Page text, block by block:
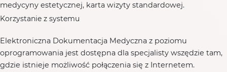
medycyny estetycznej, karta wizyty standardowej.
Korzystanie z systemu
Elektroniczna Dokumentacja Medyczna z poziomu
oprogramowania jest dostępna dla specjalisty wszędzie tam,
gdzie istnieje możliwość połączenia się z Internetem.